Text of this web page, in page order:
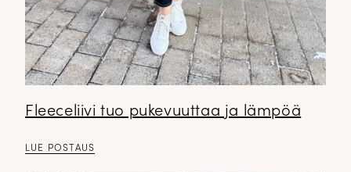
Fleeceliivi tuo pukevuuttaa ja lämpöä
LUE POSTAUS